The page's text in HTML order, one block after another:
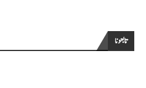
تابعونا